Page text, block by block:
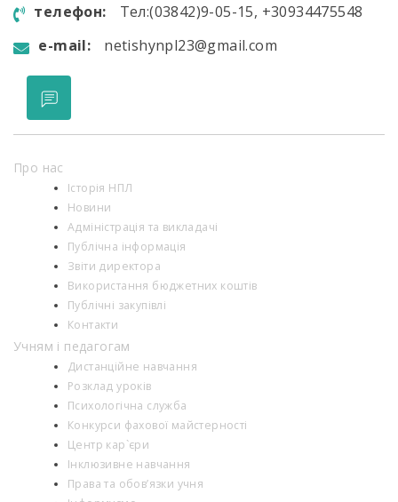
телефон:
Тел:(03842)9-05-15, +30934475548
e-mail:
netishynpl23@gmail.com
Про нас
Історія НПЛ
Новини
Адміністрація та викладачі
Публічна інформація
Звіти директора
Використання бюджетних коштів
Публічні закупівлі
Контакти
Учням і педагогам
Дистанційне навчання
Розклад уроків
Психологiчна служба
Конкурси фахової майстерності
Центр кар`єри
Інклюзивне навчання
Права та обов’язки учня